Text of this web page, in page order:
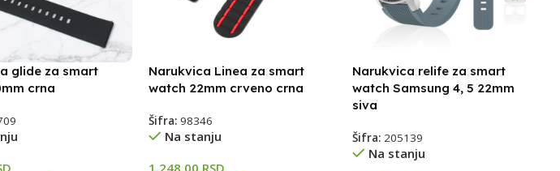
glide za smart
crna
Narukvica Linea za smart
watch 22mm crveno crna
Šifra:98346
Na stanju
1.248,00 RSD
Narukvica relife za smart
watch Samsung 4, 5 22mm
siva
Šifra:205139
Na stanju